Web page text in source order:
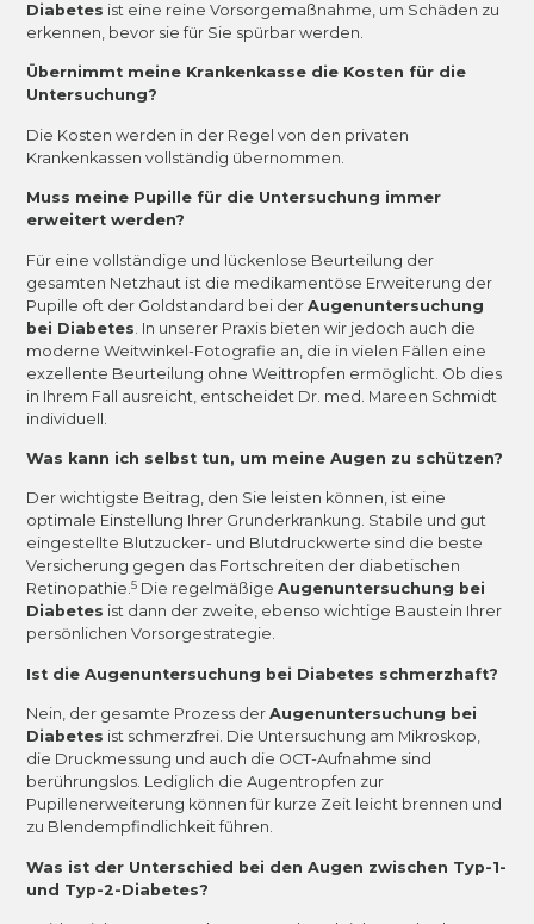
Diabetes ist eine reine Vorsorgemaßnahme, um Schäden zu
erkennen, bevor sie für Sie spürbar werden.
Übernimmt meine Krankenkasse die Kosten für die
Untersuchung?
Die Kosten werden in der Regel von den privaten
Krankenkassen vollständig übernommen.
Muss meine Pupille für die Untersuchung immer
erweitert werden?
Für eine vollständige und lückenlose Beurteilung der
gesamten Netzhaut ist die medikamentöse Erweiterung der
Pupille oft der Goldstandard bei derAugenuntersuchung
bei Diabetes . In unserer Praxis bieten wir jedoch auch die
moderne Weitwinkel-Fotografie an, die in vielen Fällen eine
exzellente Beurteilung ohne Weittropfen ermöglicht. Ob dies
in Ihrem Fall ausreicht, entscheidet Dr. med. Mareen Schmidt
individuell.
Was kann ich selbst tun, um meine Augen zu schützen?
Der wichtigste Beitrag, den Sie leisten können, ist eine
optimale Einstellung Ihrer Grunderkrankung. Stabile und gut
eingestellte Blutzucker- und Blutdruckwerte sind die beste
Versicherung gegen das Fortschreiten der diabetischen
Retinopathie.5 Die regelmäßigeAugenuntersuchung bei
Diabetes ist dann der zweite, ebenso wichtige Baustein Ihrer
persönlichen Vorsorgestrategie.
Ist die Augenuntersuchung bei Diabetes schmerzhaft?
Nein, der gesamte Prozess derAugenuntersuchung bei
Diabetes ist schmerzfrei. Die Untersuchung am Mikroskop,
die Druckmessung und auch die OCT-Aufnahme sind
berührungslos. Lediglich die Augentropfen zur
Pupillenerweiterung können für kurze Zeit leicht brennen und
zu Blendempfindlichkeit führen.
Was ist der Unterschied bei den Augen zwischen Typ-1-
und Typ-2-Diabetes?